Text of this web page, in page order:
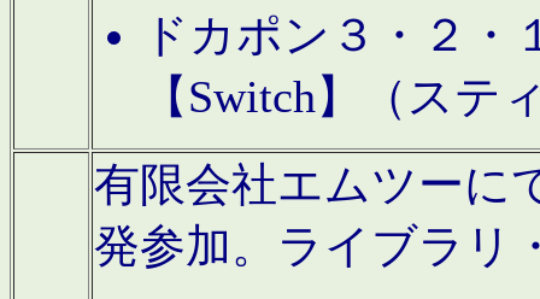
ドカポン３・２
【Switch】（ステ
有限会社エムツーに
発参加。ライブラリ